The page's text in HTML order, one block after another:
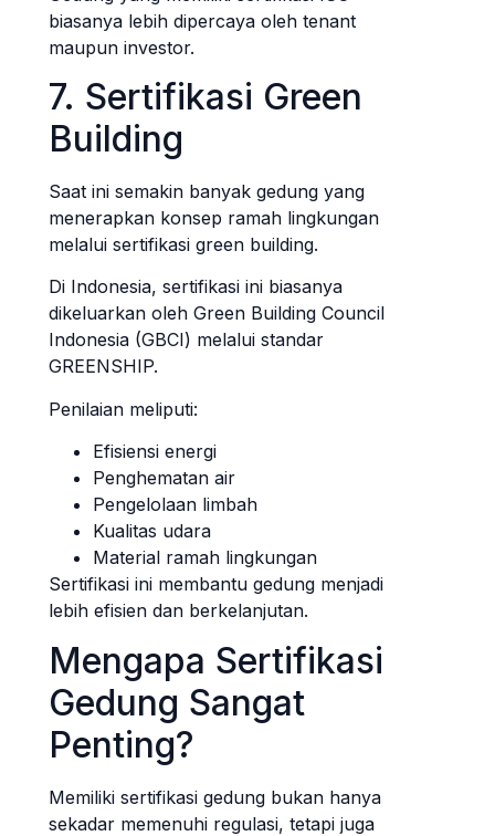
biasanya lebih dipercaya oleh tenant
maupun investor.
7. Sertifikasi Green
Building
Saat ini semakin banyak gedung yang
menerapkan konsep ramah lingkungan
melalui sertifikasi green building.
Di Indonesia, sertifikasi ini biasanya
dikeluarkan oleh Green Building Council
Indonesia (GBCI) melalui standar
GREENSHIP.
Penilaian meliputi:
Efisiensi energi
Penghematan air
Pengelolaan limbah
Kualitas udara
Material ramah lingkungan
Sertifikasi ini membantu gedung menjadi
lebih efisien dan berkelanjutan.
Mengapa Sertifikasi
Gedung Sangat
Penting?
Memiliki sertifikasi gedung bukan hanya
sekadar memenuhi regulasi, tetapi juga